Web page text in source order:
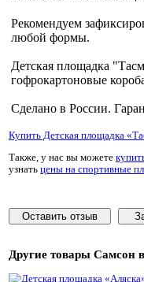
Рекомендуем
любой формы.
Детская площадка
гофрокартоновые
Сделано в России.
Купить Детская площадка
Также, у нас вы можете
узнать цены на спортивные
Оставить отзыв
Другие товары Самсон